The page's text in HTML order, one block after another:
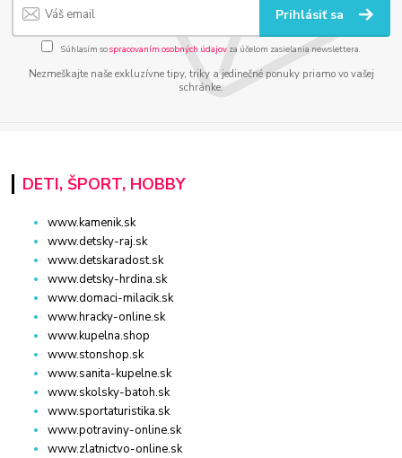
Prihlásiť sa
Súhlasím sospracovaním osobných údajov za účelom zasielania newslettera.
Nezmeškajte naše exkluzívne tipy, triky a jedinečné ponuky priamo vo vašej
schránke.
DETI, ŠPORT, HOBBY
www.kamenik.sk
www.detsky-raj.sk
www.detskaradost.sk
www.detsky-hrdina.sk
www.domaci-milacik.sk
www.hracky-online.sk
www.kupelna.shop
www.stonshop.sk
www.sanita-kupelne.sk
www.skolsky-batoh.sk
www.sportaturistika.sk
www.potraviny-online.sk
www.zlatnictvo-online.sk